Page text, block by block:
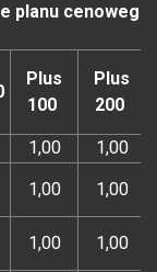
planu cenowego:
Plus
100
Plus
200
1,00
1,00
1,00 1,00
1,00 1,00